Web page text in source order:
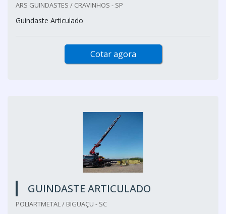
ARS GUINDASTES / CRAVINHOS - SP
Guindaste Articulado
Cotar agora
GUINDASTE ARTICULADO
POLIARTMETAL / BIGUAÇU - SC